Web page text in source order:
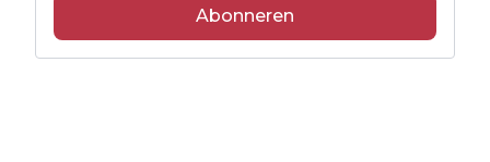
Abonneren